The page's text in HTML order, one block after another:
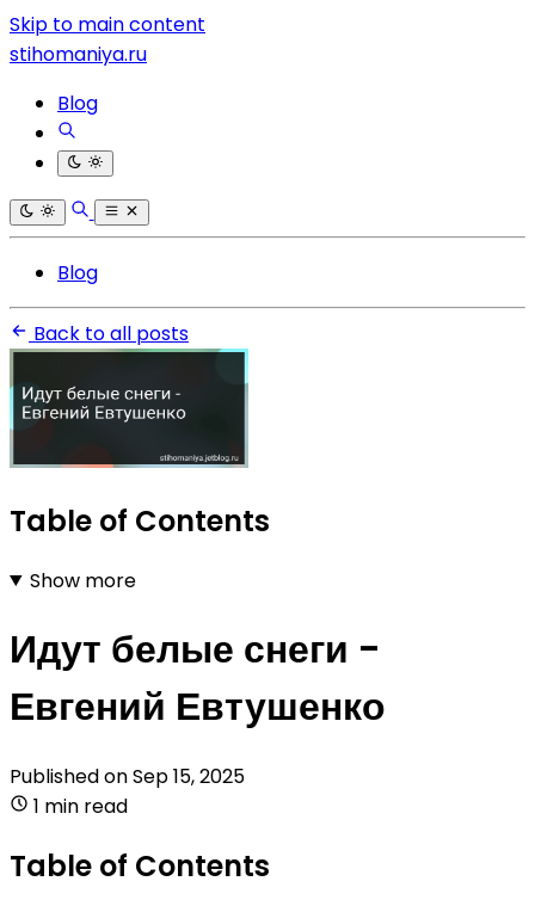
Skip to main content
stihomaniya.ru
Blog
Blog
Back to all posts
Table of Contents
Show more
Идут белые снеги -
Евгений Евтушенко
Published onSep 15, 2025
1 min read
Table of Contents